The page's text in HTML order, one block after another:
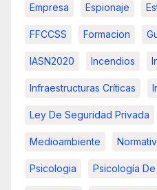
Empresa Espionaje
FFCCSS Formacion
IASN2020 Incendios
Infraestructuras Críticas
Ley De Seguridad Privada
Medioambiente
Psicologia Psicología De